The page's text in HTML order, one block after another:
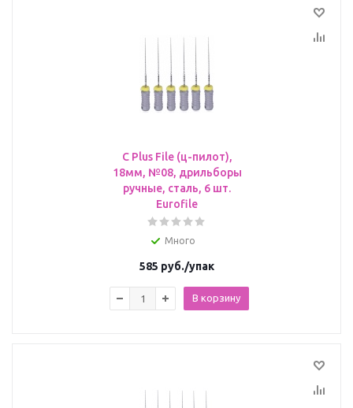
C Plus File (ц-пилот),
18мм, №08, дрильборы
ручные, сталь, 6 шт.
Eurofile
Много
585 руб./упак
В корзину